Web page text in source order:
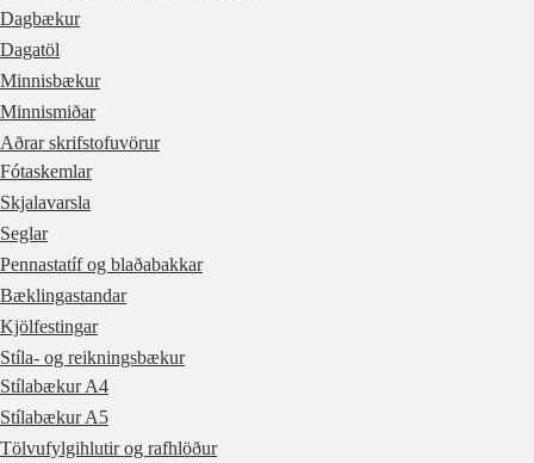
Dagbækur
Dagatöl
Minnisbækur
Minnismiðar
Aðrar skrifstofuvörur
Fótaskemlar
Skjalavarsla
Seglar
Pennastatíf og blaðabakkar
Bæklingastandar
Kjölfestingar
Stíla- og reikningsbækur
Stílabækur A4
Stílabækur A5
Tölvufylgihlutir og rafhlöður